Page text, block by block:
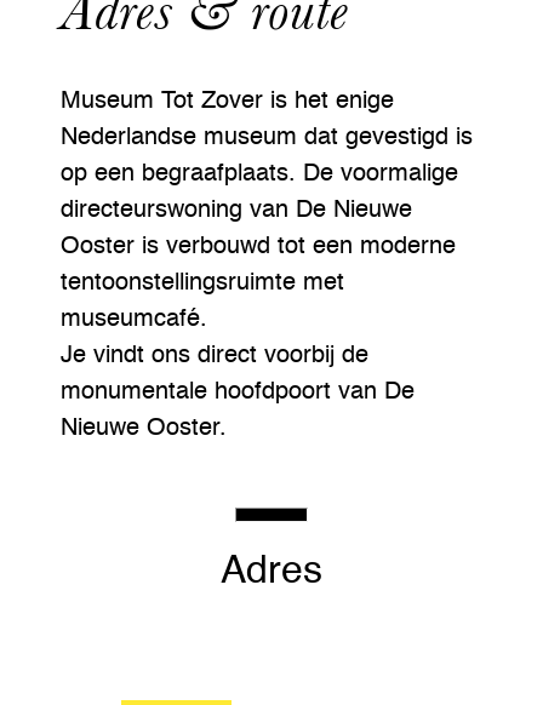
Museum Tot Zover is het enige
Nederlandse museum dat gevestigd is
op een begraafplaats. De voormalige
directeurswoning van De Nieuwe
Ooster is verbouwd tot een moderne
tentoonstellingsruimte met
museumcafé.
Je vindt ons direct voorbij de
monumentale hoofdpoort van De
Nieuwe Ooster.
Adres